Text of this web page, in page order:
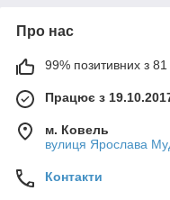
Про нас
99% позитивних з 81
Працює з
м. Ковель
вулиця Ярослава
Контакти